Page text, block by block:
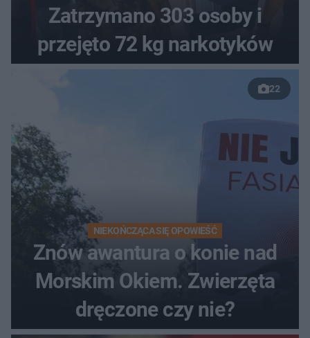
Zatrzymano 303 osoby i
przejęto 72 kg narkotyków
22
NIEKOŃCZĄCA SIĘ OPOWIEŚĆ
Znów awantura o konie nad
Morskim Okiem. Zwierzęta
dręczone czy nie?